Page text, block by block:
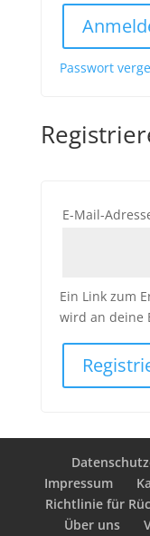
Passwort
E-Mail-
Ein Link zum
wird an deine
Impressum
Richtlinie für
Über uns